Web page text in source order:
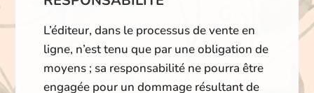
L’éditeur, dans le processus de vente en
ligne, n’est tenu que par une obligation de
moyens ; sa responsabilité ne pourra être
engagée pour un dommage résultant de